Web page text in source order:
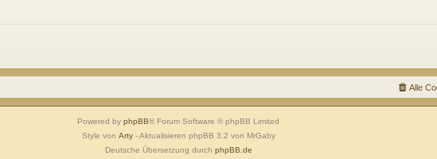
Alle
Powered by phpBB® Forum Software © phpBB Limited
Style von Arty- Aktualisieren phpBB 3.2 von MrGaby
Deutsche Übersetzung durch phpBB.de